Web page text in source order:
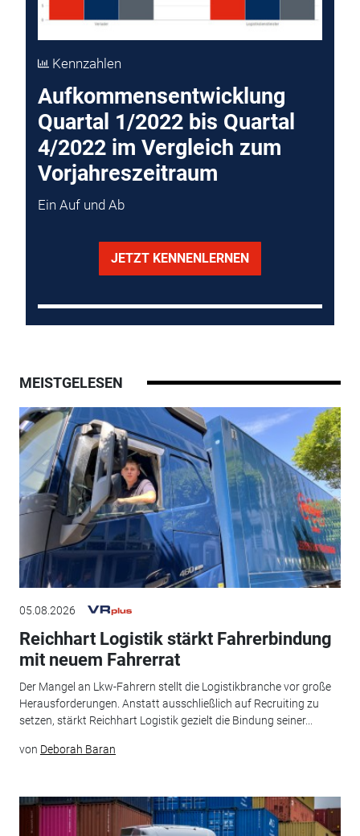
Kennzahlen
Aufkommensentwicklung
Quartal 1/2022 bis Quartal
4/2022 im Vergleich zum
Vorjahreszeitraum
Ein Auf und Ab
JETZT KENNENLERNEN
MEISTGELESEN
05.08.2026
Reichhart Logistik stärkt Fahrerbindung
mit neuem Fahrerrat
Der Mangel an Lkw-Fahrern stellt die Logistikbranche vor große
Herausforderungen. Anstatt ausschließlich auf Recruiting zu
setzen, stärkt Reichhart Logistik gezielt die Bindung seiner...
von Deborah Baran